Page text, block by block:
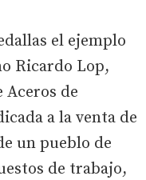
el ejemplo
Ricardo Lop,
de
a la venta de
un pueblo de
de trabajo,